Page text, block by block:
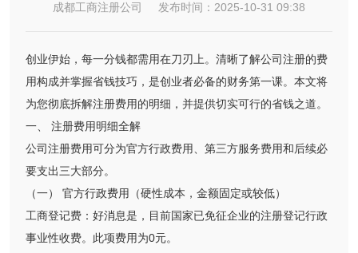
成都工商注册公司 发布时间：2025-10-31 09:38
创业伊始，每一分钱都需用在刀刃上。清晰了解公司注册的费
用构成并掌握省钱技巧，是创业者必备的财务第一课。本文将
为您彻底拆解注册费用的明细，并提供切实可行的省钱之道。
一、 注册费用明细全解
公司注册费用可分为官方行政费用、第三方服务费用和后续必
要支出三大部分。
（一） 官方行政费用（硬性成本，金额固定或较低）
工商登记费：好消息是，目前国家已免征企业的注册登记行政
事业性收费。此项费用为0元。